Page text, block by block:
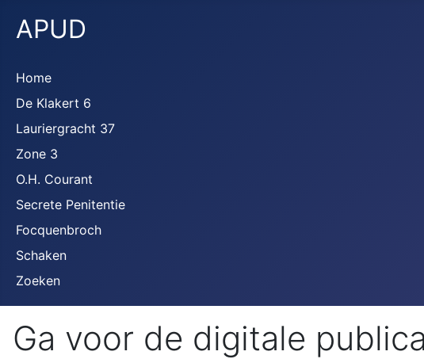
APUD
Home
De Klakert 6
Lauriergracht 37
Zone 3
O.H. Courant
Secrete Penitentie
Focquenbroch
Schaken
Zoeken
Ga voor de digitale